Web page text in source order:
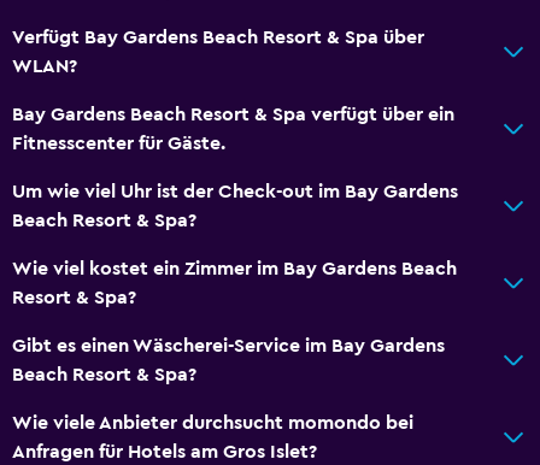
Verfügt Bay Gardens Beach Resort & Spa über
WLAN?
Bay Gardens Beach Resort & Spa verfügt über ein
Fitnesscenter für Gäste.
Um wie viel Uhr ist der Check-out im Bay Gardens
Beach Resort & Spa?
Wie viel kostet ein Zimmer im Bay Gardens Beach
Resort & Spa?
Gibt es einen Wäscherei-Service im Bay Gardens
Beach Resort & Spa?
Wie viele Anbieter durchsucht momondo bei
Anfragen für Hotels am Gros Islet?